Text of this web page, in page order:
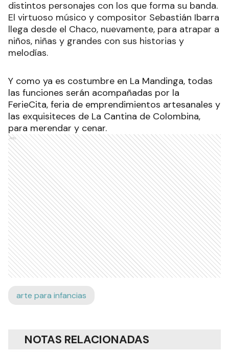
distintos personajes con los que forma su banda.
El virtuoso músico y compositor Sebastián Ibarra
llega desde el Chaco, nuevamente, para atrapar a
niños, niñas y grandes con sus historias y
melodías.
Y como ya es costumbre en La Mandinga, todas
las funciones serán acompañadas por la
FerieCita, feria de emprendimientos artesanales y
las exquisiteces de La Cantina de Colombina,
para merendar y cenar.
Ads
arte para infancias
NOTAS RELACIONADAS